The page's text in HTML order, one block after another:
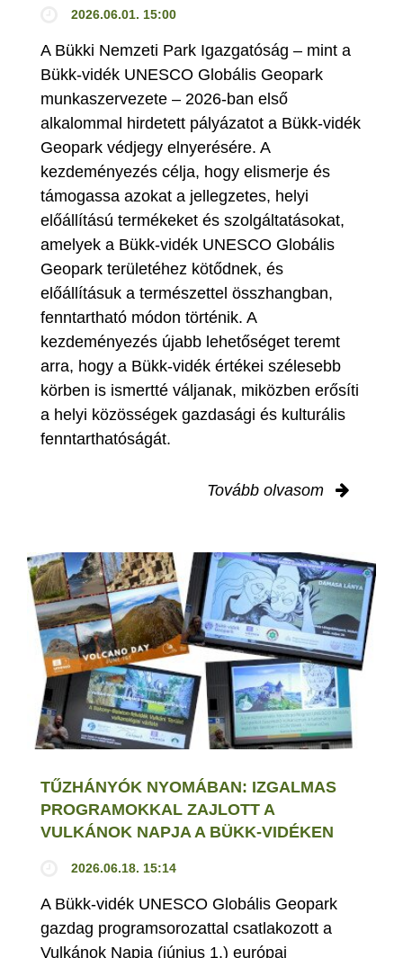
2026.06.01. 15:00
A Bükki Nemzeti Park Igazgatóság – mint a
Bükk-vidék UNESCO Globális Geopark
munkaszervezete – 2026-ban első
alkalommal hirdetett pályázatot a Bükk-vidék
Geopark védjegy elnyerésére. A
kezdeményezés célja, hogy elismerje és
támogassa azokat a jellegzetes, helyi
előállítású termékeket és szolgáltatásokat,
amelyek a Bükk-vidék UNESCO Globális
Geopark területéhez kötődnek, és
előállításuk a természettel összhangban,
fenntartható módon történik. A
kezdeményezés újabb lehetőséget teremt
arra, hogy a Bükk-vidék értékei szélesebb
körben is ismertté váljanak, miközben erősíti
a helyi közösségek gazdasági és kulturális
fenntarthatóságát.
Tovább olvasom
TŰZHÁNYÓK NYOMÁBAN: IZGALMAS
PROGRAMOKKAL ZAJLOTT A
VULKÁNOK NAPJA A BÜKK-VIDÉKEN
2026.06.18. 15:14
A Bükk-vidék UNESCO Globális Geopark
gazdag programsorozattal csatlakozott a
Vulkánok Napja (június 1.) európai